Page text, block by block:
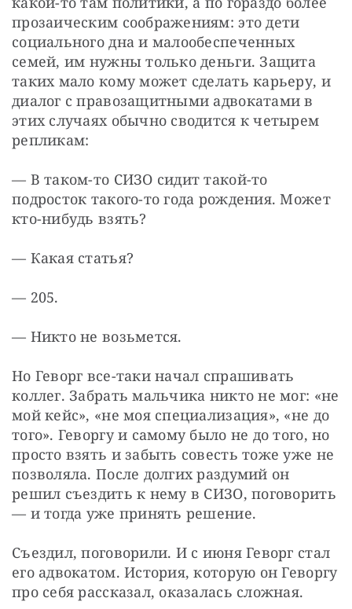
прозаическим соображениям: это дети
социального дна и малообеспеченных
семей, им нужны только деньги. Защита
таких мало кому может сделать карьеру, и
диалог с правозащитными адвокатами в
этих случаях обычно сводится к четырем
репликам:
— В таком-то СИЗО сидит такой-то
подросток такого-то года рождения. Может
кто-нибудь взять?
— Какая статья?
— 205.
— Никто не возьмется.
Но Геворг все-таки начал спрашивать
коллег. Забрать мальчика никто не мог: «не
мой кейс», «не моя специализация», «не до
того». Геворгу и самому было не до того, но
просто взять и забыть совесть тоже уже не
позволяла. После долгих раздумий он
решил съездить к нему в СИЗО, поговорить
— и тогда уже принять решение.
Съездил, поговорили. И с июня Геворг стал
его адвокатом. История, которую он Геворгу
про себя рассказал, оказалась сложная.